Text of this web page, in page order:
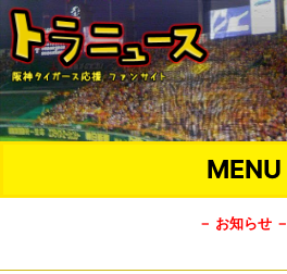
MENU
－ お知らせ －